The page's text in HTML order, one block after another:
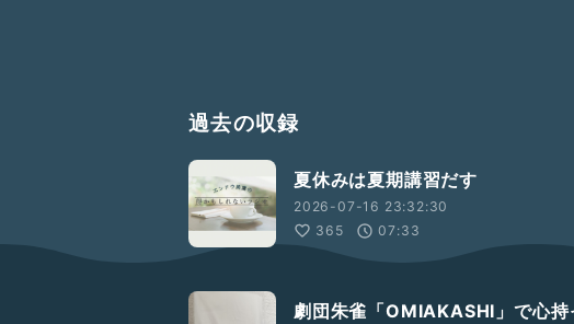
過去の収録
夏休みは夏期講習だす
2026-07-16 23:32:30
365
07:33
劇団朱雀「OMIAKASHI」で心持